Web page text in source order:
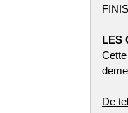
LES
De